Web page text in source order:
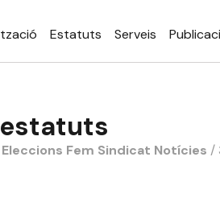
Estatuts Serveis
Eleccions Fem Sindicat Notícies /